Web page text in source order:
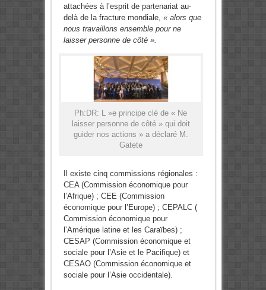
attachées à l’esprit de partenariat au-
delà de la fracture mondiale, « alors que
nous travaillons ensemble pour ne
laisser personne de côté ».
Ph:DR: L »e principe clé de « Ne
laisser personne de côté » qui doit
guider nos actions » a déclaré M.
Gatete
Il existe cinq commissions régionales :
CEA (Commission économique pour
l’Afrique) ; CEE (Commission
économique pour l’Europe) ; CEPALC (
Commission économique pour
l’Amérique latine et les Caraïbes) ;
CESAP (Commission économique et
sociale pour l’Asie et le Pacifique) et
CESAO (Commission économique et
sociale pour l’Asie occidentale).